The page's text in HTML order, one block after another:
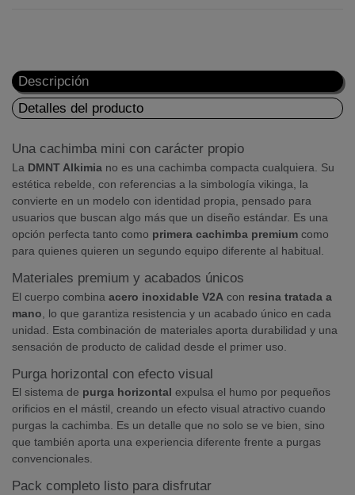
Descripción
Detalles del producto
Una cachimba mini con carácter propio
La DMNT Alkimia no es una cachimba compacta cualquiera. Su
estética rebelde, con referencias a la simbología vikinga, la
convierte en un modelo con identidad propia, pensado para
usuarios que buscan algo más que un diseño estándar. Es una
opción perfecta tanto como primera cachimba premium como
para quienes quieren un segundo equipo diferente al habitual.
Materiales premium y acabados únicos
El cuerpo combina acero inoxidable V2A con resina tratada a
mano , lo que garantiza resistencia y un acabado único en cada
unidad. Esta combinación de materiales aporta durabilidad y una
sensación de producto de calidad desde el primer uso.
Purga horizontal con efecto visual
El sistema de purga horizontal expulsa el humo por pequeños
orificios en el mástil, creando un efecto visual atractivo cuando
purgas la cachimba. Es un detalle que no solo se ve bien, sino
que también aporta una experiencia diferente frente a purgas
convencionales.
Pack completo listo para disfrutar